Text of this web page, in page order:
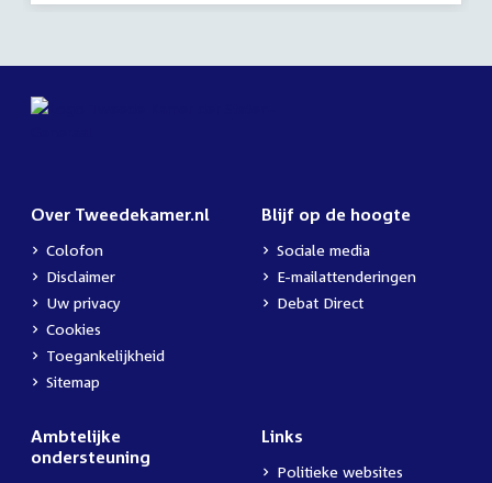
Over Tweedekamer.nl
Colofon
Disclaimer
Uw privacy
Cookies
Toegankelijkheid
Sitemap
Blijf op de hoogte
Sociale media
E-mailattenderingen
Debat Direct
Ambtelijke
ondersteuning
Links
Politieke websites